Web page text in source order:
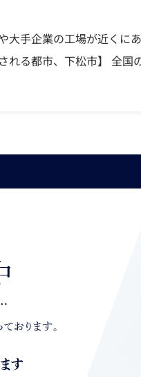
手企業の工場が近くにあ
れる都市、下松市】 全国